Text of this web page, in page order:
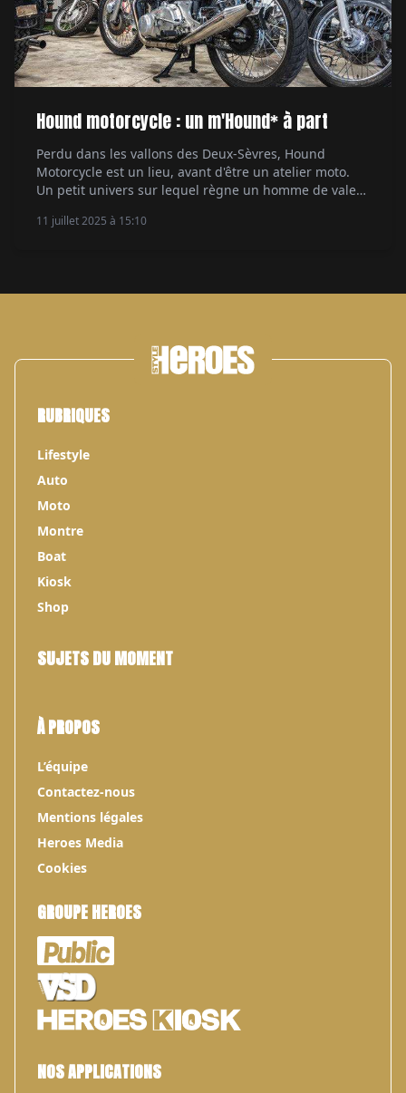
Hound motorcycle : un m'Hound* à part
Perdu dans les vallons des Deux-Sèvres, Hound
Motorcycle est un lieu, avant d'être un atelier moto.
Un petit univers sur lequel règne un homme de valeur
personnage aussi authentique que les motos qu'il
11 juillet 2025 à 15:10
RUBRIQUES
Lifestyle
Auto
Moto
Montre
Boat
Kiosk
Shop
SUJETS DU MOMENT
À PROPOS
L’équipe
Contactez-nous
Mentions légales
Heroes Media
Cookies
GROUPE HEROES
NOS APPLICATIONS